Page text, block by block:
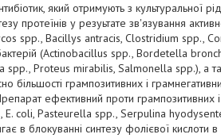
який отримують з культуральної
протеїнів у резуьтате зв'язування
spp., Bacillys antracis, Clostridium spp.,
(Actinobacillus spp., Bordetella
Proteus mirabilis, Salmonella spp.), а
грампозитивних і
ефективний проти грампозитивних
coli, Pasteurella spp., Serpulina
в блокуванні синтезу фолієвої кислоти в